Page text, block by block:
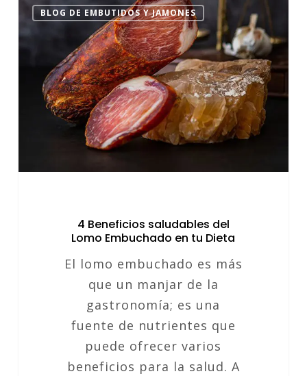
BLOG DE EMBUTIDOS Y JAMONES
Beneficios
saludables
del
Lomo
Embuchado
en
tu
4 Beneficios saludables del
Lomo Embuchado en tu Dieta
El lomo embuchado es más
que un manjar de la
gastronomía; es una
fuente de nutrientes que
puede ofrecer varios
beneficios para la salud. A